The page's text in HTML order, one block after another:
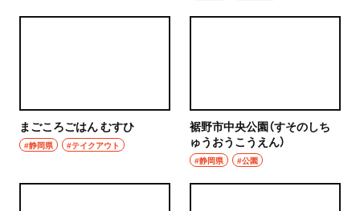
まごころごはん むすひ
#静岡県 #テイクアウト
裾野市中央公園（すそのしち
ゅうおうこうえん）
#静岡県 #公園